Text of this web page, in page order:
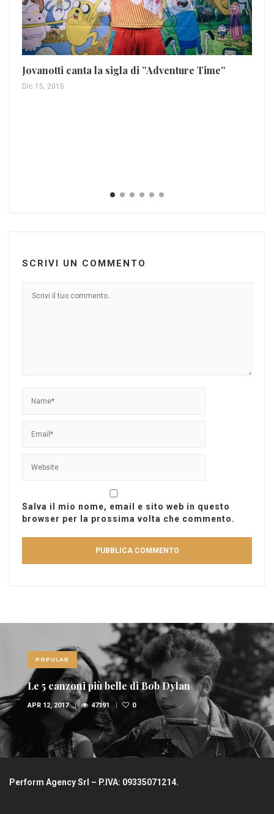
Jovanotti canta la sigla di ”Adventure Time”
Dic 15, 2015
SCRIVI UN COMMENTO
Salva il mio nome, email e sito web in questo
browser per la prossima volta che commento.
POPULAR
Le 5 canzoni più belle di Bob Dylan
APR 12, 2017 47191 0
Perform Agency Srl – P.IVA: 09335071214.